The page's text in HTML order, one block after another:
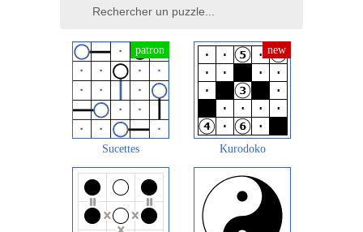
Sucettes Kurodoko